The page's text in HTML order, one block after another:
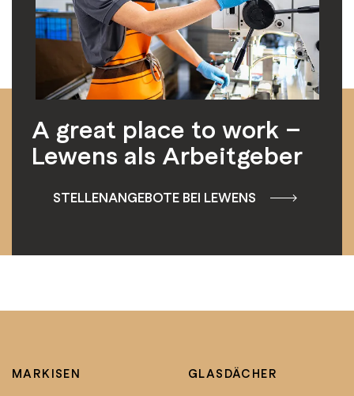
A great place to work –
Lewens als Arbeitgeber
STELLENANGEBOTE BEI LEWENS
MARKISEN
GLASDÄCHER